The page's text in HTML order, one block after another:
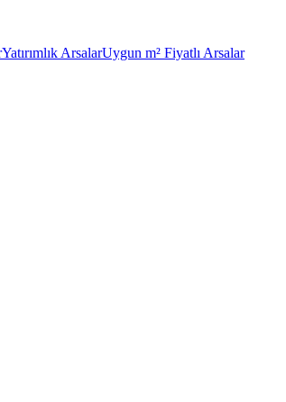
Yatırımlık ArsalarUygun m² Fiyatlı Arsalar